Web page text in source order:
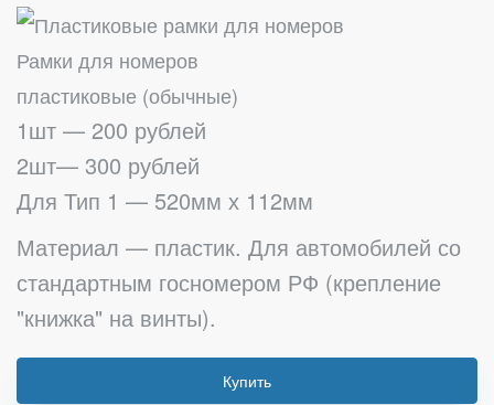
Рамки для номеров
пластиковые (обычные)
1шт — 200 рублей
2шт— 300 рублей
Для Тип 1 — 520мм х 112мм
Материал — пластик. Для автомобилей со
стандартным госномером РФ (крепление
"книжка" на винты).
Купить